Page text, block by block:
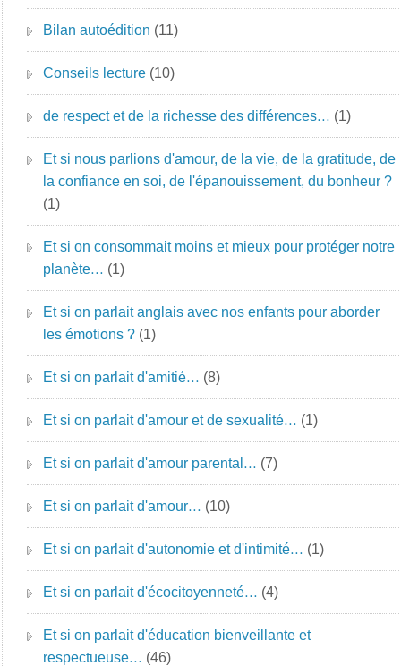
Bilan autoédition (11)
Conseils lecture (10)
de respect et de la richesse des différences… (1)
Et si nous parlions d'amour, de la vie, de la gratitude, de
la confiance en soi, de l'épanouissement, du bonheur ?
(1)
Et si on consommait moins et mieux pour protéger notre
planète… (1)
Et si on parlait anglais avec nos enfants pour aborder
les émotions ? (1)
Et si on parlait d'amitié… (8)
Et si on parlait d'amour et de sexualité… (1)
Et si on parlait d'amour parental… (7)
Et si on parlait d'amour… (10)
Et si on parlait d'autonomie et d'intimité… (1)
Et si on parlait d'écocitoyenneté… (4)
Et si on parlait d'éducation bienveillante et
respectueuse… (46)